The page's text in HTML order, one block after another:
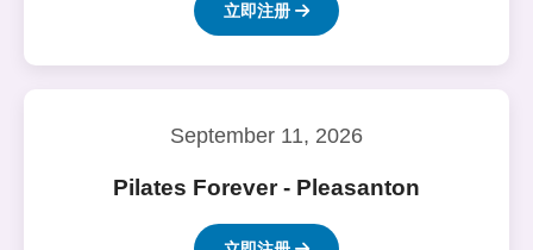
立即注册
September 11, 2026
Pilates Forever - Pleasanton